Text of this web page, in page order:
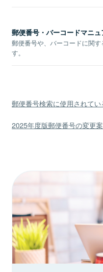
郵便番号・バーコードマニュ
郵便番号や、バーコードに関
す。
郵便番号検索に使用されて
2025年度版郵便番号の変更